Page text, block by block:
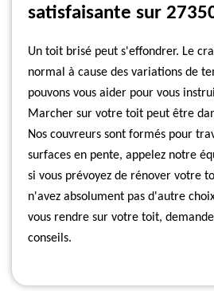
satisfaisante sur
Un toit brisé peut s'effondrer. Le
normal à cause des variations de
pouvons vous aider pour vous
Marcher sur votre toit peut être
Nos couvreurs sont formés pour
surfaces en pente, appelez notre
si vous prévoyez de rénover votre
n'avez absolument pas d'autre
vous rendre sur votre toit,
conseils.